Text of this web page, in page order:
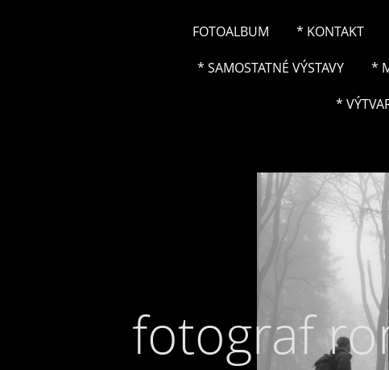
FOTOALBUM * KONTAKT
* SAMOSTATNÉ VÝSTAVY *
*
fotograf